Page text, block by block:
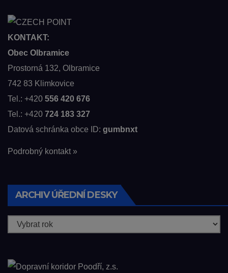
KONTAKT:
Obec Olbramice
Prostorná 132, Olbramice
742 83 Klimkovice
Tel.: +420 556 420 676
Tel.: +420 724 183 327
Datová schránka obce ID: gumbnxt
Podrobný kontakt »
ARCHIV ÚŘEDNÍ DESKY